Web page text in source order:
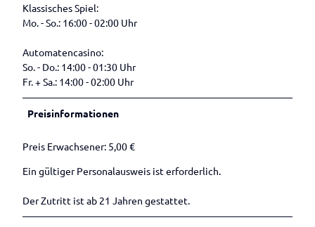
Klassisches Spiel:
Mo. - So.: 16:00 - 02:00 Uhr
Automatencasino:
So. - Do.: 14:00 - 01:30 Uhr
Fr. + Sa.: 14:00 - 02:00 Uhr
Preisinformationen
Preis Erwachsener: 5,00 €
Ein gültiger Personalausweis ist erforderlich.
Der Zutritt ist ab 21 Jahren gestattet.